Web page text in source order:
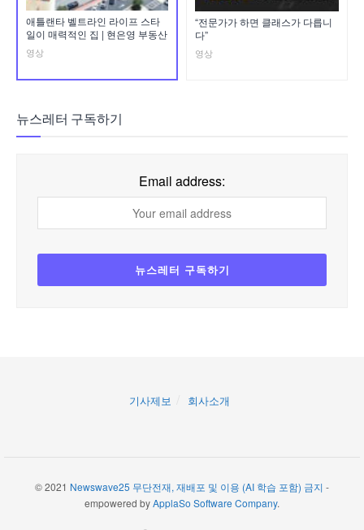
애틀랜타 벨트라인 라이프 스타
일이 매력적인 집 | 현은영 부동산
영상
“전문가가 하면 클래스가 다릅니
다”
영상
뉴스레터 구독하기
Email address:
기사제보 회사소개
© 2021 Newswave25 무단전재, 재배포 및 이용 (AI 학습 포함) 금지 -
empowered byApplaSo Software Company.